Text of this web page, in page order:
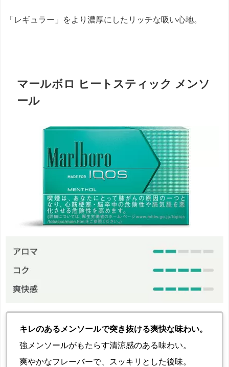
「レギュラー」をより濃厚にしたリッチな吸い心地。
マールボロ ヒートスティック メンソ
ール
キレのあるメンソールで突き抜ける爽快な味わい。
強メンソールがもたらす清涼感のある味わい。
爽やかなフレーバーで、スッキリとした後味。